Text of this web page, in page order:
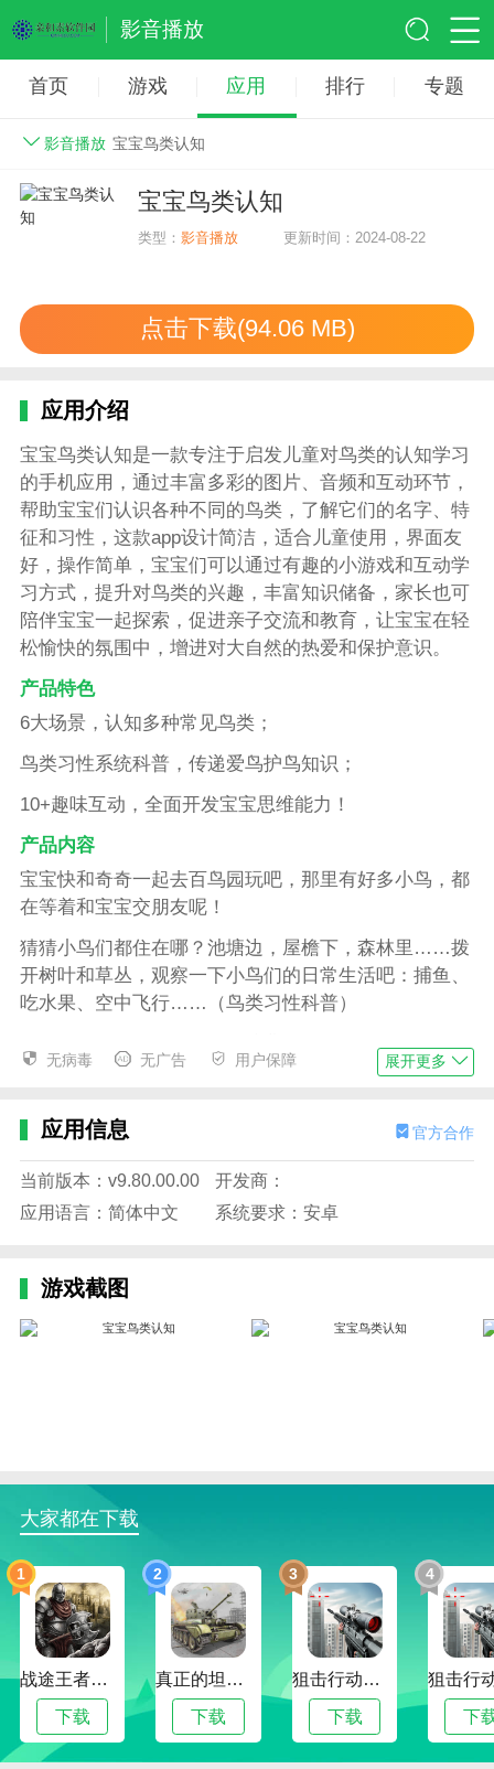
影音播放
首页 游戏 应用 排行 专题
影音播放 宝宝鸟类认知
宝宝鸟类认知
类型：影音播放 更新时间：2024-08-22
点击下载(94.06 MB)
应用介绍
宝宝鸟类认知是一款专注于启发儿童对鸟类的认知学习
的手机应用，通过丰富多彩的图片、音频和互动环节，
帮助宝宝们认识各种不同的鸟类，了解它们的名字、特
征和习性，这款app设计简洁，适合儿童使用，界面友
好，操作简单，宝宝们可以通过有趣的小游戏和互动学
习方式，提升对鸟类的兴趣，丰富知识储备，家长也可
陪伴宝宝一起探索，促进亲子交流和教育，让宝宝在轻
松愉快的氛围中，增进对大自然的热爱和保护意识。
产品特色
6大场景，认知多种常见鸟类；
鸟类习性系统科普，传递爱鸟护鸟知识；
10+趣味互动，全面开发宝宝思维能力！
产品内容
宝宝快和奇奇一起去百鸟园玩吧，那里有好多小鸟，都
在等着和宝宝交朋友呢！
猜猜小鸟们都住在哪？池塘边，屋檐下，森林里……拨
开树叶和草丛，观察一下小鸟们的日常生活吧：捕鱼、
吃水果、空中飞行……（鸟类习性科普）
让我们先来帮小鸟们筑巢！陪燕子飞行到河边找寻泥土
和树枝，垒好巢穴之后，别忘了用羽毛和树叶把窝装饰
宝宝的创造力。）
快看，鸟宝宝破壳而出啦！宝宝快和小鸟们一起去寻找
食物吧！与老鹰、天鹅一起在激流中捕鱼；与鹦鹉、巨
嘴鸟共同在丛林中飞行，寻觅新鲜水果，为鸟宝宝们准
力。）
哇！小鸟们带回来的食物好多呀，有鲜鱼、水果、草
思维能力）
呀！鹦鹉学舌的表演开始啦！宝宝快来《宝宝鸟类认
知》里观看精彩演出吧！
宝宝巴士从健康、语言、社会、科学、艺术五大领域关
注幼儿成长，根据幼儿不同年龄段左右脑发育、敏感期
特点和学习重点来设计产品，打造“年龄+能力”的教育
产品体系。让孩子学会独立思考，享受探索世界的乐
趣。【宝宝巴士】是全球3.5亿家庭用户的早教选择！
【宝宝巴士】儿童早教app，众多儿童早教产品的一致
无病毒 无广告 用户保障 展开更多
应用信息 官方合作
当前版本：v9.80.00.00
开发商：
应用语言：简体中文
系统要求：安卓
游戏截图
大家都在下载
1
战途王者最新版
下载
2
真正的坦克大战
下载
3
狙击行动代号猎鹰最新版
下载
4
下